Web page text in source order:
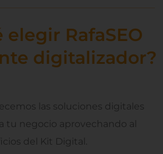
elegir RafaSEO
digitalizador?
las soluciones digitales
tu negocio aprovechando al
del Kit Digital.